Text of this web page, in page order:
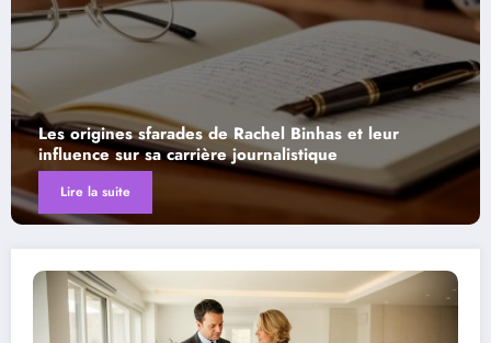
de Rachel Binhas et leur
carrière journalistique
Pourquoi
pour vos
Lire la suite